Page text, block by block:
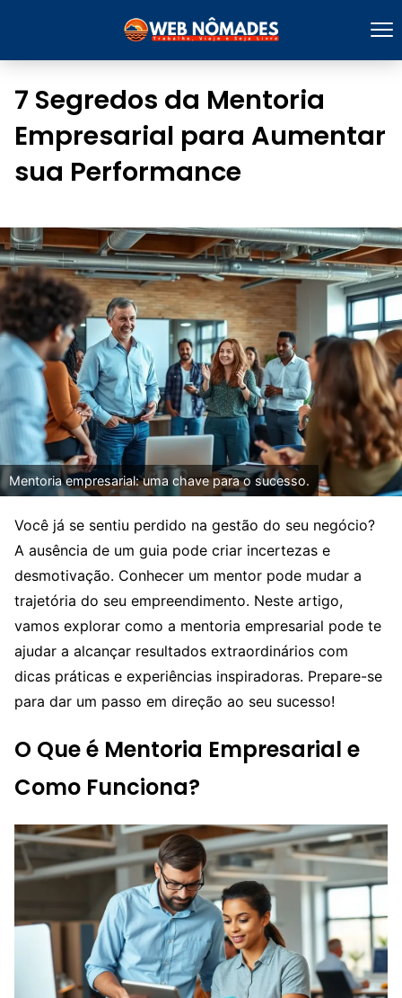
7 Segredos da Mentoria
Empresarial para Aumentar
sua Performance
Mentoria empresarial: uma chave para o sucesso.
Você já se sentiu perdido na gestão do seu negócio?
A ausência de um guia pode criar incertezas e
desmotivação. Conhecer um mentor pode mudar a
trajetória do seu empreendimento. Neste artigo,
vamos explorar como a mentoria empresarial pode te
ajudar a alcançar resultados extraordinários com
dicas práticas e experiências inspiradoras. Prepare-se
para dar um passo em direção ao seu sucesso!
O Que é Mentoria Empresarial e
Como Funciona?